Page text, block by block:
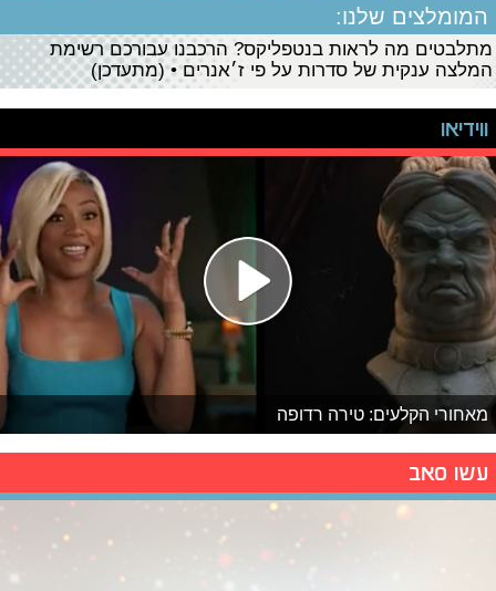
המומלצים שלנו:
מתלבטים מה לראות בנטפליקס? הרכבנו עבורכם רשימת
המלצה ענקית של סדרות על פי ז׳אנרים • (מתעדכן)
ווידיאו
מאחורי הקלעים: טירה רדופה
עשו סאב